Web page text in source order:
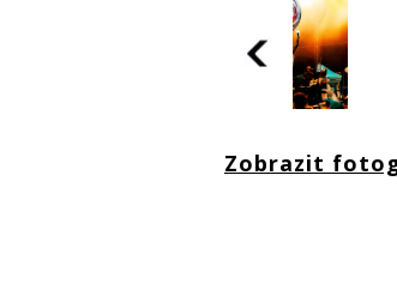
Zobrazit